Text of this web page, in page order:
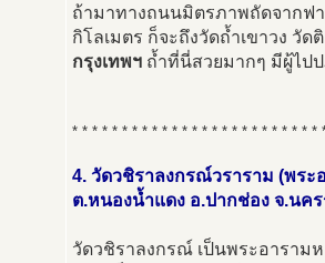
ถ้ามาทางถนนมิตรภาพถัดจากฟ
กิโลเมตร ก็จะถึงวัดถ้ำเขาวง วั
กรุงเทพฯ ถ้ำที่นี่สวยมากๆ มีผู้ไป
* * * * * * * * * * * * * * * * * * * * * * * * *
4. วัดวชิราลงกรณ์วราราม (พระ
ต.หนองน้ำแดง อ.ปากช่อง จ.นค
วัดวชิราลงกรณ์ เป็นพระอารา